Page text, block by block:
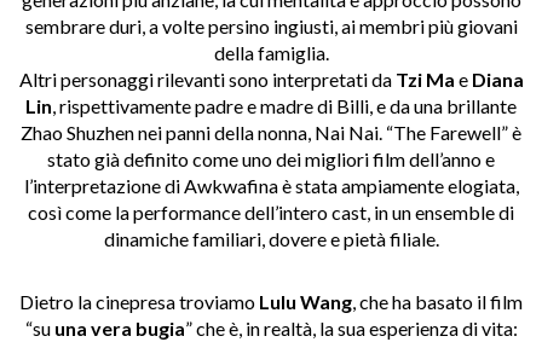
sembrare duri, a volte persino ingiusti, ai membri più giovani
della famiglia.
Altri personaggi rilevanti sono interpretati da Tzi Ma e Diana
Lin, rispettivamente padre e madre di Billi, e da una brillante
Zhao Shuzhen nei panni della nonna, Nai Nai. “The Farewell” è
stato già definito come uno dei migliori film dell’anno e
l’interpretazione di Awkwafina è stata ampiamente elogiata,
così come la performance dell’intero cast, in un ensemble di
dinamiche familiari, dovere e pietà filiale.
Dietro la cinepresa troviamo Lulu Wang, che ha basato il film
“su una vera bugia” che è, in realtà, la sua esperienza di vita: